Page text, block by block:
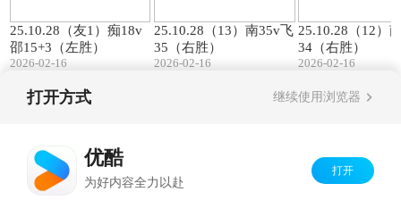
25.10.28（友1）痴18v
邵15+3（左胜）
2026-02-16
25.10.28（13）南35v飞
35（右胜）
2026-02-16
25.10.28（12）
34（右胜）
2026-02-16
打开方式 继续使用浏览器
优酷
为好内容全力以赴
打开